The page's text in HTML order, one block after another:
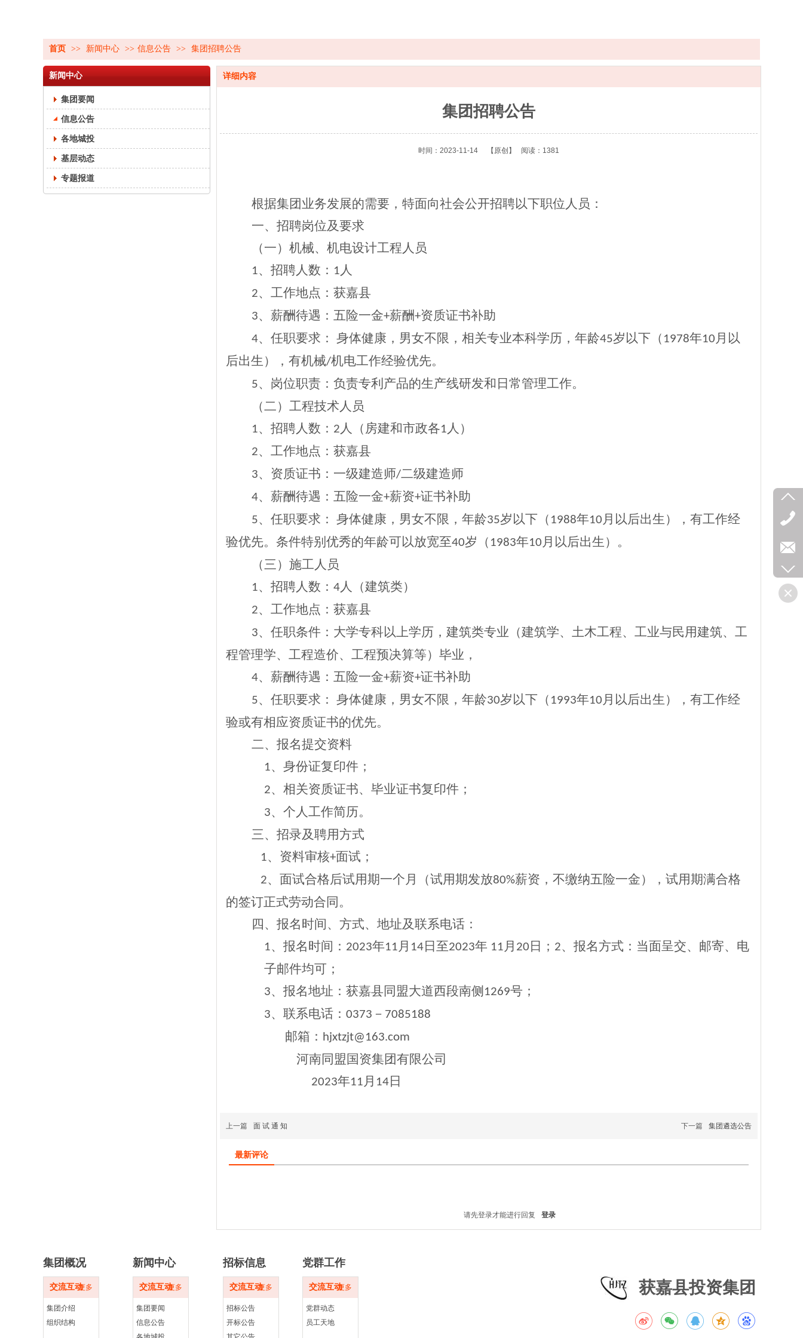
首页 >> 新闻中心 >> 信息公告 >> 集团招聘公告
新闻中心
集团要闻
信息公告
各地城投
基层动态
专题报道
详细内容
集团招聘公告
时间：2023-11-14 【原创】 阅读：1381
根据集团业务发展的需要，特面向社会公开招聘以下职位人员：
一、 招聘岗位及要求
（一）机械、机电设计工程人员
1、招聘人数： 1人
2、工作地点：获嘉县
3、薪酬待遇：五险一金+薪酬+资质证书补助
4、任职要求： 身体健康，男女不限，相关专业本科学历，年龄45岁以下（ 1978年10月以
后出生），有机械/机电工作经验优先。
5、岗位职责：负责专利产品的生产线研发和日常管理工作。
（二）工程技术人员
1、招聘人数： 2人（房建和市政各1人）
2、工作地点：获嘉县
3、资质证书：一级建造师/二级建造师
4、薪酬待遇：五险一金+薪资+证书补助
5、任职要求： 身体健康，男女不限，年龄35岁以下（ 1988年10月以后出生），有工作经
验优先。条件特别优秀的年龄可以放宽至40岁（ 1983年10月以后出生）。
（三）施工人员
1、招聘人数： 4人（建筑类）
2、工作地点：获嘉县
3、任职条件：大学专科以上学历，建筑类专业（建筑学、土木工程、工业与民用建筑、工
程管理学、工程造价、工程预决算等）毕业，
4、薪酬待遇：五险一金+薪资+证书补助
5、任职要求： 身体健康，男女不限，年龄30岁以下（ 1993年10月以后出生），有工作经
验或有相应资质证书的优先。
二、报名提交资料
1、身份证复印件；
2、相关资质证书、毕业证书复印件；
3、个人工作简历。
三、招录及聘用方式
1、资料审核+面试；
2、面试合格后试用期一个月（试用期发放80%薪资，不缴纳五险一金），试用期满合格
的签订正式劳动合同。
四、报名时间、方式、地址及联系电话：
1、报名时间： 2023年11月 14日至2023年 11月 20 日； 2、报名方式：当面呈交、邮寄、电
子邮件均可；
3、报名地址：获嘉县同盟大道西段南侧 1269号；
3、联系电话： 0373 － 7085188
邮箱： hjxtzjt@163.com
河南同盟国资集团有限公司
2023年11月 14日
上一篇 面 试 通 知 下一篇 集团遴选公告
最新评论
请先登录才能进行回复 登录
交流互动更多
集团介绍
组织结构
交流互动更多
集团要闻
信息公告
交流互动更多
招标公告
开标公告
交流互动更多
党群动态
员工天地
集团概况 新闻中心 招标信息
获嘉县投资集团
党群工作